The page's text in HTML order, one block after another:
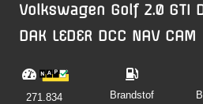
Volkswagen Golf 2.0 GTI
DAK LEDER DCC NAV CAM
271.834
Brandstof